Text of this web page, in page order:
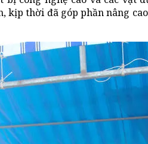
thời đã góp phần nâng